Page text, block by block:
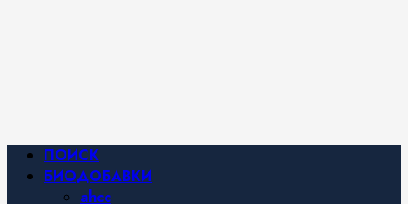
Основное
меню
ПОИСК
БИОДОБАВКИ
ahcc